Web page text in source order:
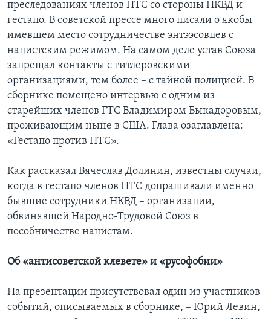
преследованиях членов НТС со стороны НКВД и
гестапо. В советской прессе много писали о якобы
имевшем место сотрудничестве энтээсовцев с
нацистским режимом. На самом деле устав Союза
запрещал контакты с гитлеровскими
организациями, тем более – с тайной полицией. В
сборнике помещено интервью с одним из
старейших членов ГТС Владимиром Быкадоровым,
проживающим ныне в США. Глава озаглавлена:
«Гестапо против НТС».
Как рассказал Вячеслав Долинин, известны случаи,
когда в гестапо членов НТС допрашивали именно
бывшие сотрудники НКВД – организации,
обвинявшей Народно-Трудовой Союз в
пособничестве нацистам.
Об «антисоветской клевете» и «русофобии»
На презентации присутствовал один из участников
событий, описываемых в сборнике, – Юрий Левин,